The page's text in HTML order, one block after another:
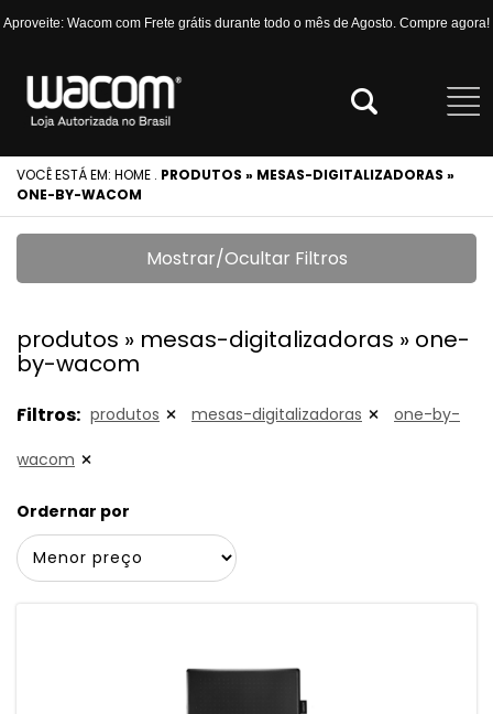
Aproveite: Wacom com Frete grátis durante todo o mês de Agosto. Compre agora!
VOCÊ ESTÁ EM: HOME . PRODUTOS » MESAS-DIGITALIZADORAS »
ONE-BY-WACOM
Mostrar/Ocultar Filtros
produtos » mesas-digitalizadoras » one-
by-wacom
Filtros: produtos mesas-digitalizadoras one-by-
wacom
Ordernar por